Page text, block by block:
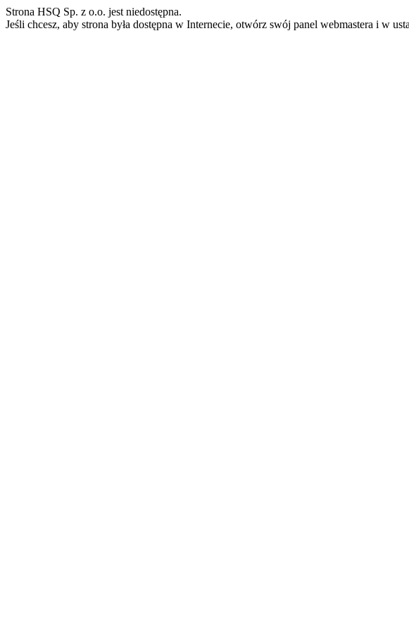
Strona HSQ Sp. z o.o. jest niedostępna.
Jeśli chcesz, aby strona była dostępna w Internecie, otwórz swój panel webmastera i w